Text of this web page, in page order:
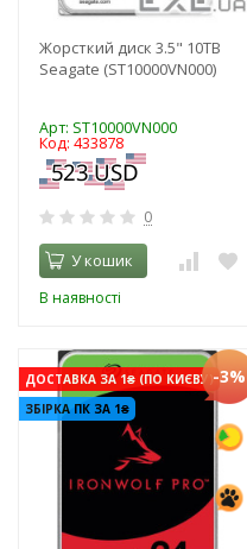
Жорсткий диск 3.5" 10TB
Seagate (ST10000VN000)
Арт: ST10000VN000
Код: 433878
0
У кошик
В наявності
ДОСТАВКА ЗА 1₴ (ПО КИЄВУ)
ЗБІРКА ПК ЗА 1₴
-3%